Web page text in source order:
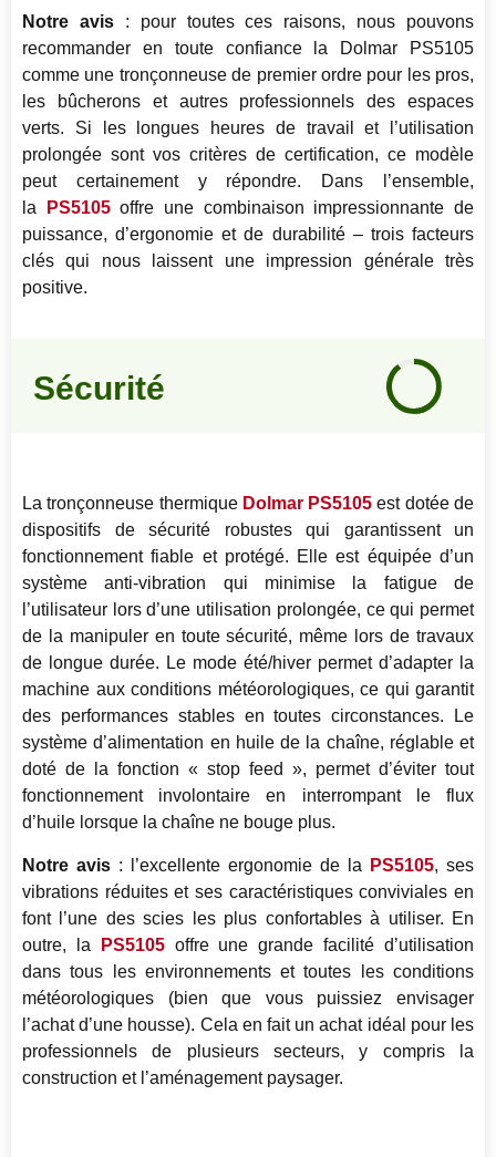
Notre avis: pour toutes ces raisons, nous pouvons
recommander en toute confiance la Dolmar PS5105
comme une tronçonneuse de premier ordre pour les pros,
les bûcherons et autres professionnels des espaces
verts. Si les longues heures de travail et l’utilisation
prolongée sont vos critères de certification, ce modèle
peut certainement y répondre. Dans l’ensemble,
la
PS5105offre une combinaison impressionnante de
puissance, d’ergonomie et de durabilité – trois facteurs
clés qui nous laissent une impression générale très
positive.
Sécurité
avis
90%
La tronçonneuse thermique Dolmar PS5105 est dotée de
dispositifs de sécurité robustes qui garantissent un
fonctionnement fiable et protégé. Elle est équipée d’un
système anti-vibration qui minimise la fatigue de
l’utilisateur lors d’une utilisation prolongée, ce qui permet
de la manipuler en toute sécurité, même lors de travaux
de longue durée. Le mode été/hiver permet d’adapter la
machine aux conditions météorologiques, ce qui garantit
des performances stables en toutes circonstances. Le
système d’alimentation en huile de la chaîne, réglable et
doté de la fonction « stop feed », permet d’éviter tout
fonctionnement involontaire en interrompant le flux
d’huile lorsque la chaîne ne bouge plus.
Notre avis : l’excellente ergonomie de la PS5105, ses
vibrations réduites et ses caractéristiques conviviales en
font l’une des scies les plus confortables à utiliser. En
outre, la
PS5105offre une grande facilité d’utilisation
dans tous les environnements et toutes les conditions
météorologiques (bien que vous puissiez envisager
l’achat d’une housse). Cela en fait un achat idéal pour les
professionnels de plusieurs secteurs, y compris la
construction et l’aménagement paysager.